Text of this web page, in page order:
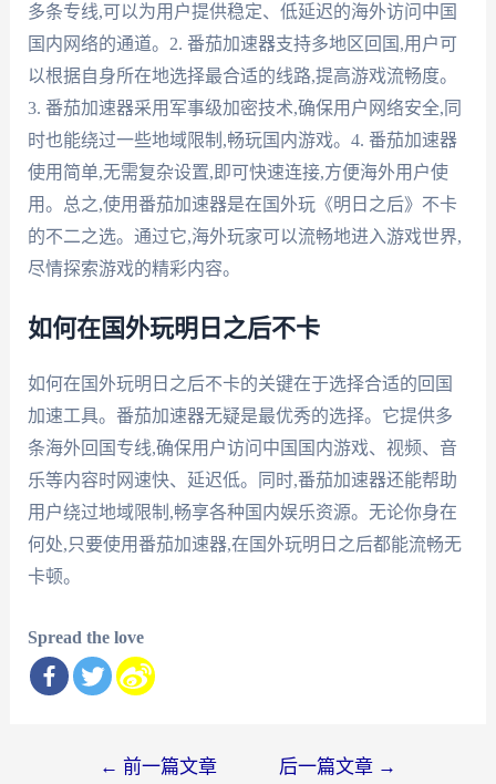
多条专线,可以为用户提供稳定、低延迟的海外访问中国
国内网络的通道。2. 番茄加速器支持多地区回国,用户可
以根据自身所在地选择最合适的线路,提高游戏流畅度。
3. 番茄加速器采用军事级加密技术,确保用户网络安全,同
时也能绕过一些地域限制,畅玩国内游戏。4. 番茄加速器
使用简单,无需复杂设置,即可快速连接,方便海外用户使
用。总之,使用番茄加速器是在国外玩《明日之后》不卡
的不二之选。通过它,海外玩家可以流畅地进入游戏世界,
尽情探索游戏的精彩内容。
如何在国外玩明日之后不卡
如何在国外玩明日之后不卡的关键在于选择合适的回国
加速工具。番茄加速器无疑是最优秀的选择。它提供多
条海外回国专线,确保用户访问中国国内游戏、视频、音
乐等内容时网速快、延迟低。同时,番茄加速器还能帮助
用户绕过地域限制,畅享各种国内娱乐资源。无论你身在
何处,只要使用番茄加速器,在国外玩明日之后都能流畅无
卡顿。
Spread the love
← 前一篇文章 后一篇文章 →